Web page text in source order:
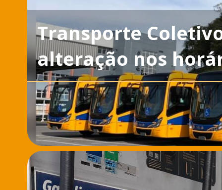
Transporte
alteração nos